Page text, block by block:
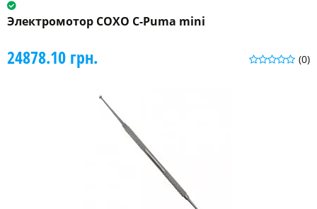
Электромотор COXO C-Puma mini
(0)
24878.10 грн.